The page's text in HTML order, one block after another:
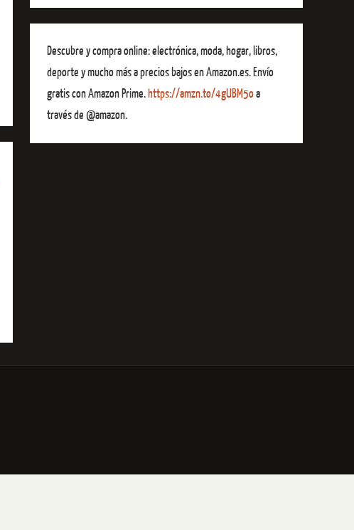
Descubre y compra online: electrónica, moda, hogar, libros,
deporte y mucho más a precios bajos en Amazon.es. Envío
gratis con Amazon Prime.https://amzn.to/4gUBM5oa
través de @amazon.